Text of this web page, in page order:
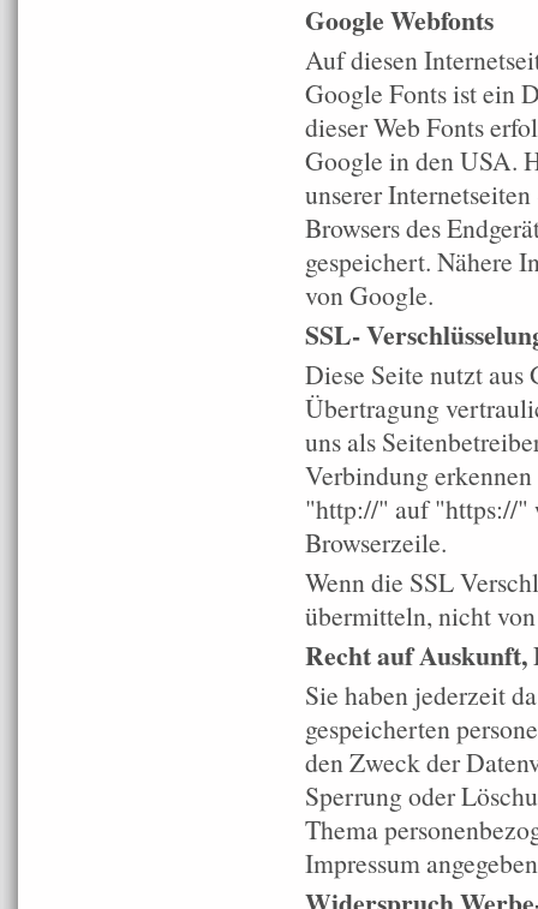
Google Webfonts
Auf diesen
Google Fonts ist ein
dieser Web Fonts
Google in den USA.
unserer
Browsers des
gespeichert. Nähere
von Google.
SSL-
Diese Seite nutzt aus
Übertragung
uns als
Verbindung erkennen
"http://" auf "https://"
Browserzeile.
Wenn die SSL
übermitteln, nicht
Recht auf Auskunft,
Sie haben jederzeit
gespeicherten
den Zweck der
Sperrung oder
Thema
Impressum